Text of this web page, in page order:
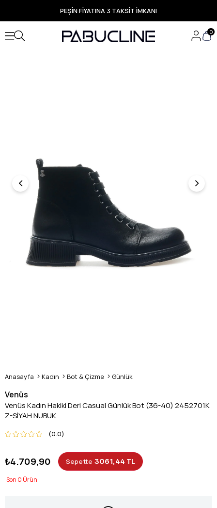
PEŞİN FİYATINA 3 TAKSİT İMKANI
TÜM ÜRÜNLERDE ÜCRETSİZ KARGO
Yeni Sezon Ürünlerde Özel Fırsatlar
Seçili Ürünlerde Hızlı Teslimat
0
Anasayfa Kadın Bot & Çizme Günlük
Venüs
Venüs Kadın Hakiki Deri Casual Günlük Bot (36-40) 2452701K
Z-SİYAH NUBUK
0.0
₺4.709,90 Sepette 3061,44 TL
0